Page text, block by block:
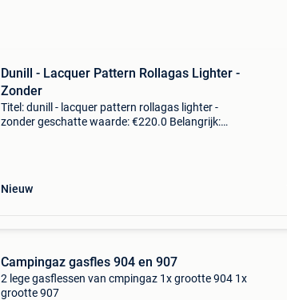
Dunill - Lacquer Pattern Rollagas Lighter -
Zonder
Titel: dunill - lacquer pattern rollagas lighter -
zonder geschatte waarde: €220.0 Belangrijk:
Nieuw
Campingaz gasfles 904 en 907
2 lege gasflessen van cmpingaz 1x grootte 904 1x
grootte 907